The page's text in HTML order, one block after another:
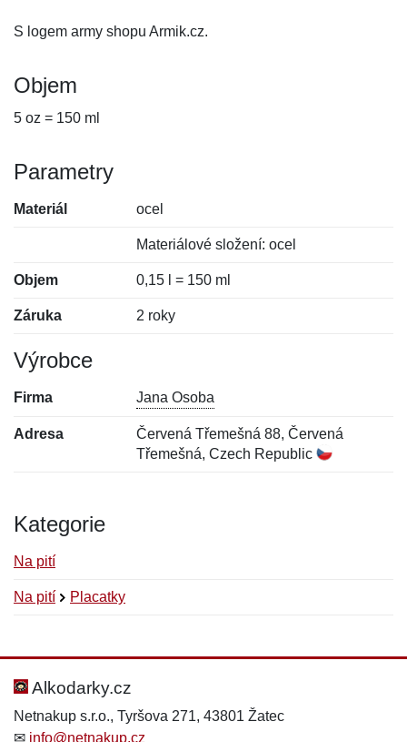
S logem army shopu Armik.cz.
Objem
5 oz = 150 ml
Parametry
Materiál ocel
Materiálové složení: ocel
Objem 0,15 l = 150 ml
Záruka 2 roky
Výrobce
Firma Jana Osoba
Adresa
Červená Třemešná 88, Červená
Třemešná, Czech Republic
Kategorie
Na pití
Na pití Placatky
Hodnocení:
Jméno:
Alkodarky.cz
Netnakup s.r.o., Tyršova 271, 43801 Žatec
✉ info@netnakup.cz